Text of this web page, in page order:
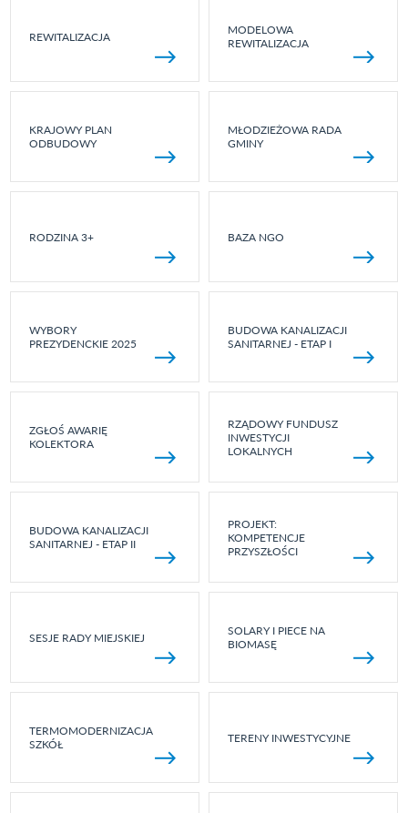
REWITALIZACJA
MODELOWA
REWITALIZACJA
KRAJOWY PLAN
ODBUDOWY
MŁODZIEŻOWA RADA
GMINY
RODZINA 3+ BAZA NGO
WYBORY
PREZYDENCKIE 2025
BUDOWA KANALIZACJI
SANITARNEJ - ETAP I
ZGŁOŚ AWARIĘ
KOLEKTORA
RZĄDOWY FUNDUSZ
INWESTYCJI
LOKALNYCH
BUDOWA KANALIZACJI
SANITARNEJ - ETAP II
PROJEKT:
KOMPETENCJE
PRZYSZŁOŚCI
SESJE RADY MIEJSKIEJ
SOLARY I PIECE NA
BIOMASĘ
TERMOMODERNIZACJA
SZKÓŁ
TERENY INWESTYCYJNE